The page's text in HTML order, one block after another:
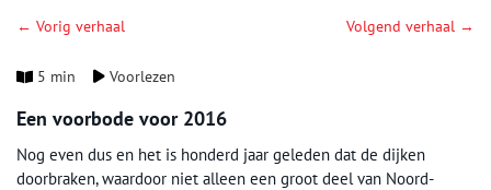
← Vorig verhaal Volgend verhaal →
5 min Voorlezen
Een voorbode voor 2016
Nog even dus en het is honderd jaar geleden dat de dijken
doorbraken, waardoor niet alleen een groot deel van Noord-